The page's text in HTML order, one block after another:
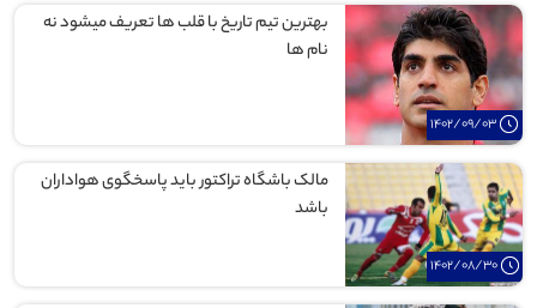
1402/09/03
بهترین تیم تاریخ با قلب ها تعریف میشود نه
نام ها
1402/08/30
مالک باشگاه تراکتور باید پاسخگوی هواداران
باشد